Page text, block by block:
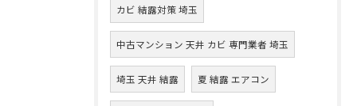
カビ 結露対策 埼玉
中古マンション 天井 カビ 専門業者 埼玉
埼玉 天井 結露 夏 結露 エアコン